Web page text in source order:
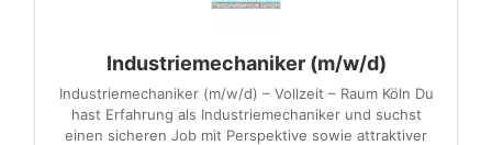
Industriemechaniker (m/w/d)
Industriemechaniker (m/w/d) – Vollzeit – Raum Köln Du
hast Erfahrung als Industriemechaniker und suchst
einen sicheren Job mit Perspektive sowie attraktiver